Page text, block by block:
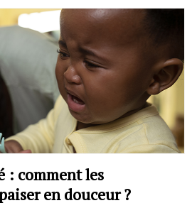
: comment les
en douceur ?